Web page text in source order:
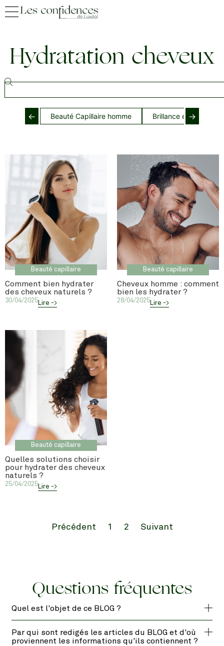
Hydratation cheveux
← Beauté Capillaire homme Brillance et douceur
→
Beauté capillaire
Comment bien hydrater
des cheveux naturels ?
30/04/2025Lire ->
Beauté capillaire
Cheveux homme : comment
bien les hydrater ?
28/04/2025Lire ->
Beauté capillaire
Quelles solutions choisir
pour hydrater des cheveux
naturels ?
25/04/2025Lire ->
Précédent 1 2 Suivant
Questions fréquentes
Quel est l'objet de ce BLOG ?
Par qui sont redigés les articles du BLOG et d'où
proviennent les informations qu'ils contiennent ?